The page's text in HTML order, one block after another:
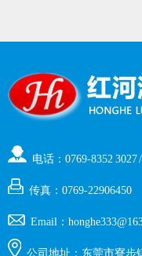
电话：0769-8352 3027
传真：0769-22906450
Email：
公司地址：东莞市寮步